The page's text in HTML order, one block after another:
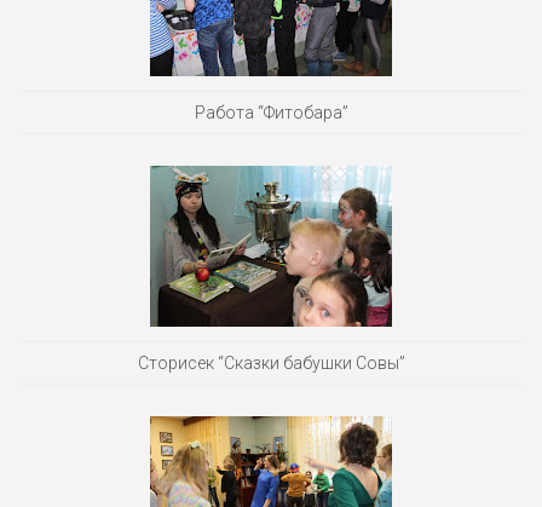
Работа “Фитобара”
Сторисек “Сказки бабушки Совы”